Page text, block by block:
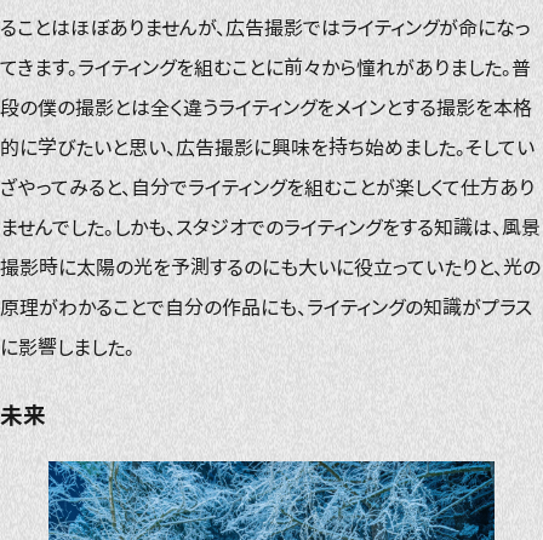
ることはほぼありませんが、広告撮影ではライティングが命になっ
てきます。ライティングを組むことに前々から憧れがありました。普
段の僕の撮影とは全く違うライティングをメインとする撮影を本格
的に学びたいと思い、広告撮影に興味を持ち始めました。そしてい
ざやってみると、自分でライティングを組むことが楽しくて仕方あり
ませんでした。しかも、スタジオでのライティングをする知識は、風景
撮影時に太陽の光を予測するのにも大いに役立っていたりと、光の
原理がわかることで自分の作品にも、ライティングの知識がプラス
に影響しました。
未来